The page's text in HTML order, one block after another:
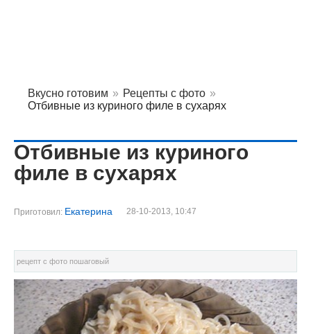
Вкусно готовим » Рецепты с фото »
Отбивные из куриного филе в сухарях
Отбивные из куриного
филе в сухарях
Приготовил: Екатерина 28-10-2013, 10:47
рецепт с фото пошаговый